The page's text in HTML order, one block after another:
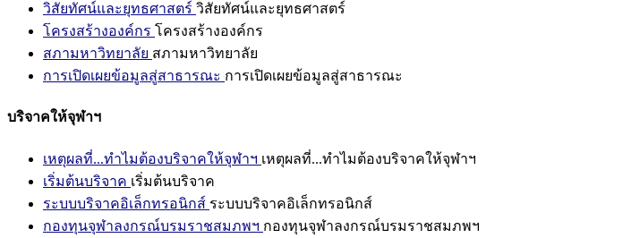
วิสัยทัศน์และยุทธศาสตร์ วิสัยทัศน์และยุทธศาสตร์
โครงสร้างองค์กร โครงสร้างองค์กร
สภามหาวิทยาลัย สภามหาวิทยาลัย
การเปิดเผยข้อมูลสู่สาธารณะ การเปิดเผยข้อมูลสู่สาธารณะ
บริจาคให้จุฬาฯ
เหตุผลที่...ทำไมต้องบริจาคให้จุฬาฯ เหตุผลที่...ทำไมต้องบริจาคให้จุฬาฯ
เริ่มต้นบริจาค เริ่มต้นบริจาค
ระบบบริจาคอิเล็กทรอนิกส์ ระบบบริจาคอิเล็กทรอนิกส์
กองทุนจุฬาลงกรณ์บรมราชสมภพฯ กองทุนจุฬาลงกรณ์บรมราชสมภพฯ